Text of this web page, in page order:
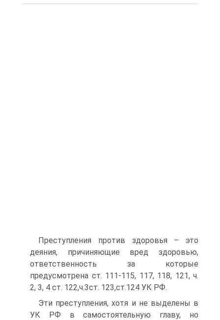
Преступления против здоровья – это
деяния, причиняющие вред здоровью,
ответственность за которые
предусмотрена ст. 111-115, 117, 118, 121, ч.
2, 3, 4 ст. 122,ч.3ст. 123,ст.124 УК РФ.
Эти преступления, хотя и не выделены в
УК РФ в самостоятельную главу, но